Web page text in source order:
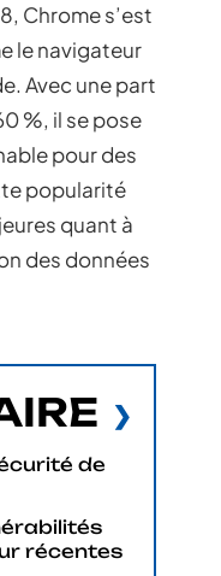
Chrome s’est
le navigateur
Avec une part
%, il se pose
pour des
popularité
quant à
des données
de
récentes